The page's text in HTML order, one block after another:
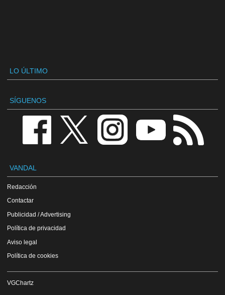
LO ÚLTIMO
SÍGUENOS
VANDAL
Redacción
Contactar
Publicidad / Advertising
Política de privacidad
Aviso legal
Política de cookies
VGChartz